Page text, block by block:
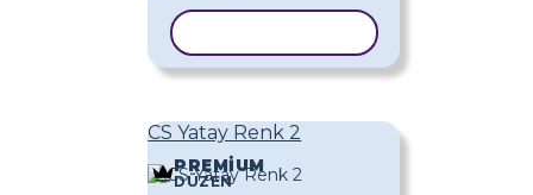
CS Yatay Renk 2
PREMIUM
DÜZEN